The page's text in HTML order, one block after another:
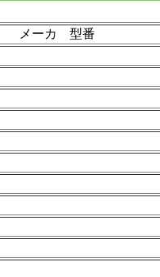
メーカ 型番